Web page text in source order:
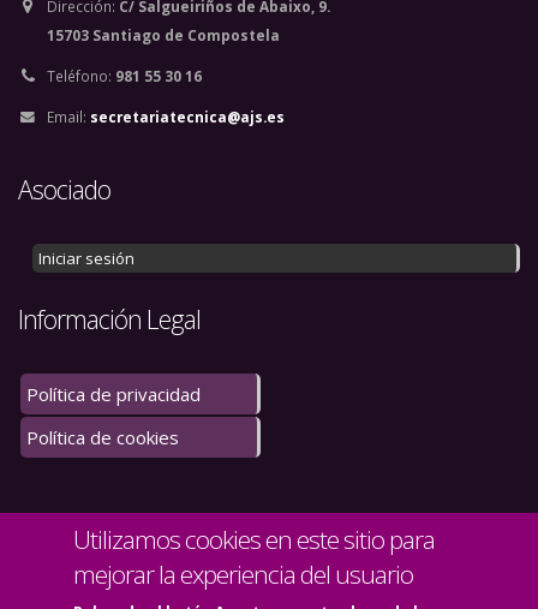
Dirección: C/ Salgueiriños de Abaixo, 9.
15703 Santiago de Compostela
Teléfono: 981 55 30 16
Email: secretariatecnica@ajs.es
Asociado
Iniciar sesión
Información Legal
Política de privacidad
Política de cookies
Utilizamos cookies en este sitio para
mejorar la experiencia del usuario